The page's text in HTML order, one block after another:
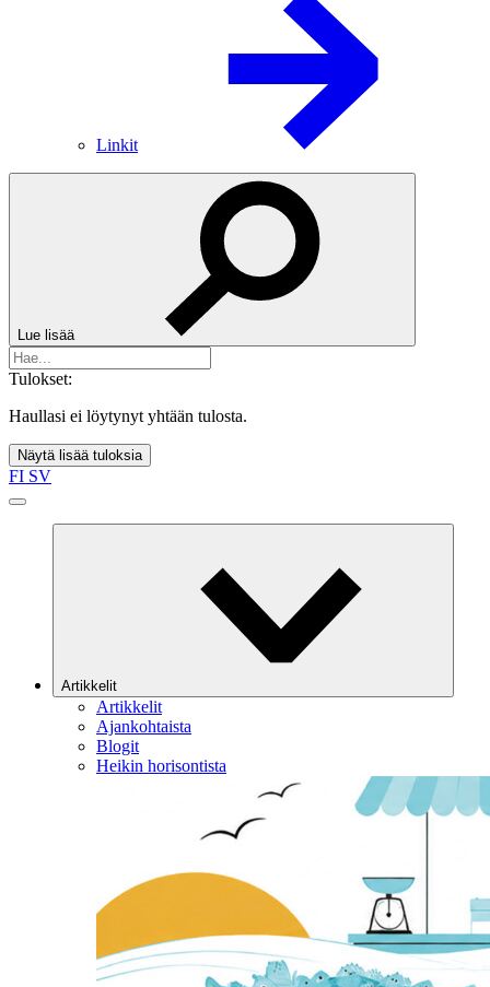
Linkit
Lue lisää
Tulokset:
Haullasi ei löytynyt yhtään tulosta.
Näytä lisää tuloksia
FI SV
Artikkelit
Artikkelit
Ajankohtaista
Blogit
Heikin horisontista